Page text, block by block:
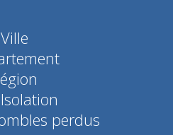
Ville
perdus